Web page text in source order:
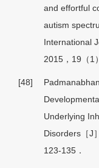
and effortful
autism
International
2015，19（1
[48]
Underlying
Disorders［J
123-135．